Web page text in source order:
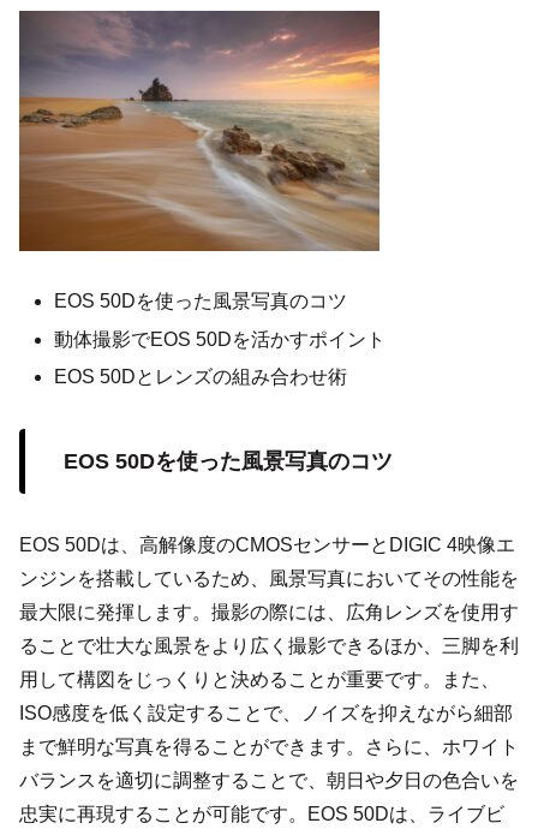
EOS 50Dを使った風景写真のコツ
動体撮影でEOS 50Dを活かすポイント
EOS 50Dとレンズの組み合わせ術
EOS 50Dを使った風景写真のコツ
EOS 50Dは、高解像度のCMOSセンサーとDIGIC 4映像エ
ンジンを搭載しているため、風景写真においてその性能を
最大限に発揮します。撮影の際には、広角レンズを使用す
ることで壮大な風景をより広く撮影できるほか、三脚を利
用して構図をじっくりと決めることが重要です。また、
ISO感度を低く設定することで、ノイズを抑えながら細部
まで鮮明な写真を得ることができます。さらに、ホワイト
バランスを適切に調整することで、朝日や夕日の色合いを
忠実に再現することが可能です。EOS 50Dは、ライブビ